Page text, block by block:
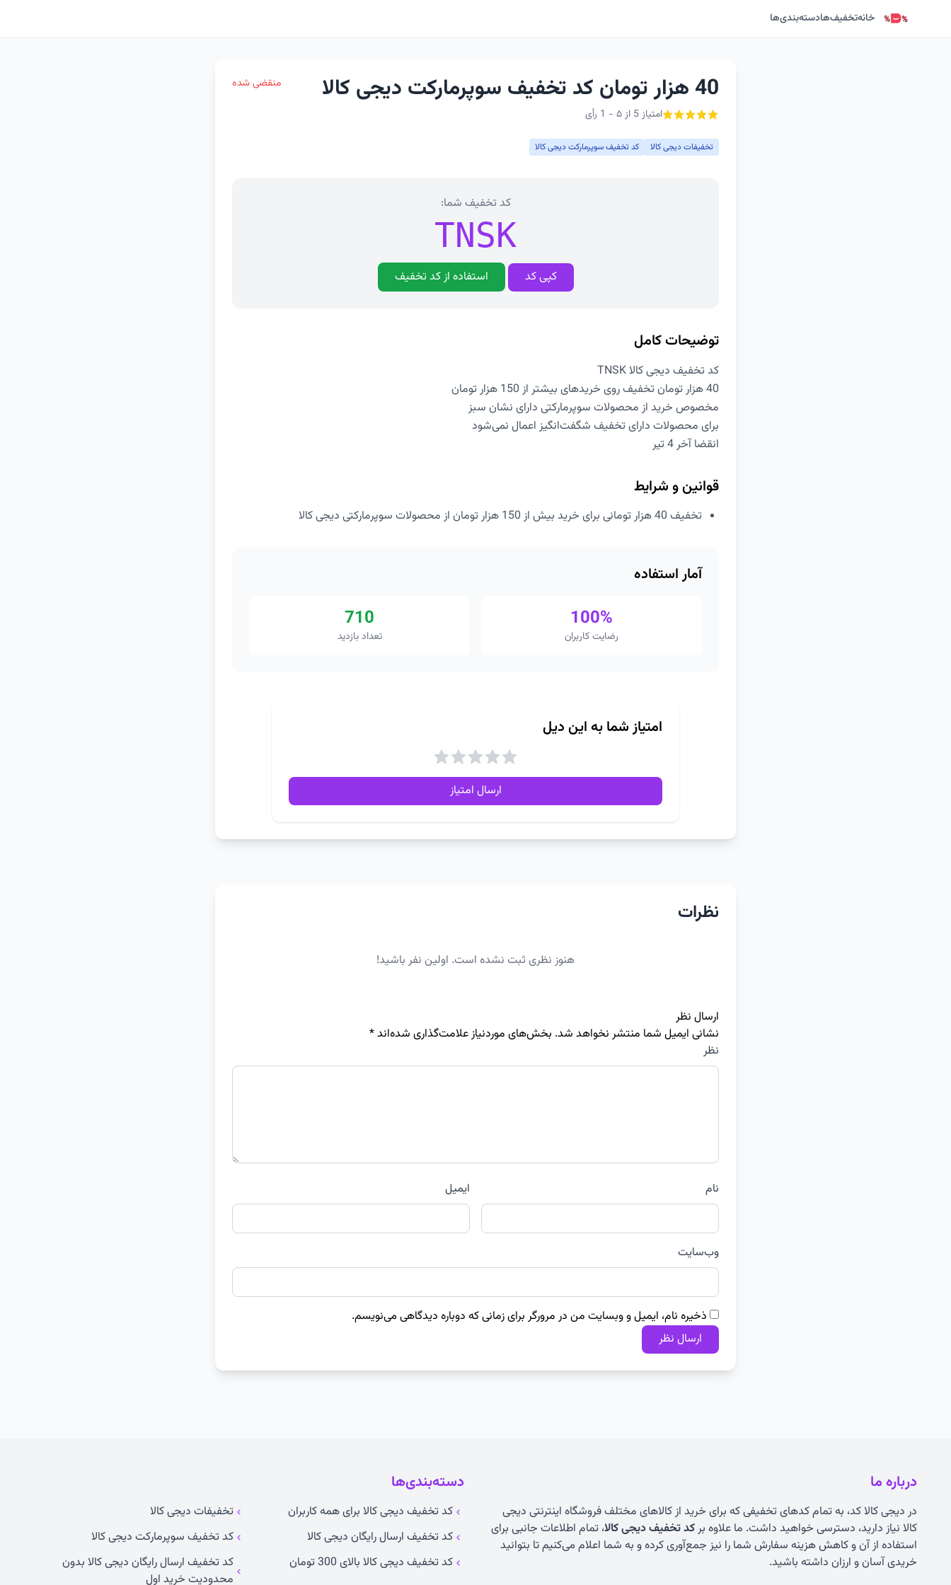
خانهتخفیف‌هادسته‌بندی‌ها
40 هزار تومان کد تخفیف سوپرمارکت دیجی کالا
امتیاز 5 از ۵ - 1 رأی
منقضی شده
تخفیفات دیجی کالا کد تخفیف سوپرمارکت دیجی کالا
کد تخفیف شما:
TNSK
کپی کد استفاده از کد تخفیف
توضیحات کامل
کد تخفیف دیجی کالا TNSK
40 هزار تومان تخفیف روی خریدهای بیشتر از 150 هزار تومان
مخصوص خرید از محصولات سوپرمارکتی دارای نشان سبز
برای محصولات دارای تخفیف شگفت‌انگیز اعمال نمی‌شود
انقضا آخر 4 تیر
قوانین و شرایط
تخفیف 40 هزار تومانی برای خرید بیش از 150 هزار تومان از محصولات سوپرمارکتی دیجی کالا
آمار استفاده
100%
رضایت کاربران
710
تعداد بازدید
امتیاز شما به این دیل
ارسال امتیاز
نظرات
هنوز نظری ثبت نشده است. اولین نفر باشید!
ارسال نظر
نشانی ایمیل شما منتشر نخواهد شد. بخش‌های موردنیاز علامت‌گذاری شده‌اند*
نظر
نام ایمیل
وب‌سایت
ذخیره نام، ایمیل و وبسایت من در مرورگر برای زمانی که دوباره دیدگاهی می‌نویسم.
درباره ما
در دیجی کالا کد، به تمام کدهای تخفیفی که برای خرید از کالاهای مختلف فروشگاه اینترنتی دیجی
کالا نیاز دارید، دسترسی خواهید داشت. ما علاوه برکد تخفیف دیجی کالا، تمام اطلاعات جانبی برای
استفاده از آن و کاهش هزینه سفارش شما را نیز جمع‌آوری کرده و به شما اعلام می‌کنیم تا بتوانید
خریدی آسان و ارزان داشته باشید.
دسته‌بندی‌ها
کد تخفیف دیجی کالا برای همه کاربران
تخفیفات دیجی کالا
کد تخفیف ارسال رایگان دیجی کالا
کد تخفیف سوپرمارکت دیجی کالا
کد تخفیف دیجی کالا بالای 300 تومان
کد تخفیف ارسال رایگان دیجی کالا بدون
محدودیت خرید اول